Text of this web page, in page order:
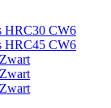
HRC30 CW6
HRC45 CW6